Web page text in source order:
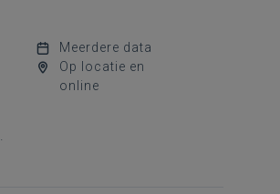
Meerdere data
Op locatie en
online